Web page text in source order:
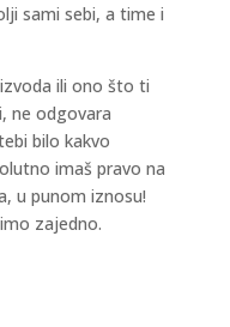
sami sebi, a time i
ili ono što ti
ne odgovara
bilo kakvo
imaš pravo na
u punom iznosu!
zajedno.